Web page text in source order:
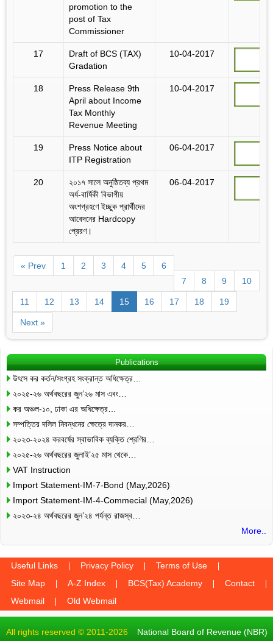
promotion to the
post of Tax
Commissioner
17
Draft of BCS (TAX)
Gradation
10-04-2017
18
Press Release 9th
April about Income
Tax Monthly
Revenue Meeting
10-04-2017
19
Press Notice about
ITP Registration
06-04-2017
20
২০১৭ সালে অনুষ্ঠিতব্য প্রথম
অর্ধ-বার্ষিকী বিভাগীয়
অংশগ্রহণে ইচ্ছুক প্রার্থীদের
আবেদনের Hardcopy
প্রেরণ।
06-04-2017
« Prev 1 2 3 4 5
6
7
8 9 10
11 12 13 14 15 16 17 18 19
Next »
Publications
উৎসে কর কর্তন/সংগ্রহ সংক্রান্ত অধিক্ষেত্র…
২০২৫-২৬ অর্থবছরের জুন’২৬ মাস এবং…
কর অঞ্চল-১০, ঢাকা এর অধিক্ষেত্র…
সম্পত্তির দলিল নিবন্ধনের ক্ষেত্রে দানকর…
২০২৩-২০২৪ করবর্ষের স্বাভাবিক ব্যক্তি শ্রেণির…
২০২৫-২৬ অর্থবছরের জুলাই’২৫ মাস থেকে…
VAT Instruction
Import Statement-IM-7-Bond (May,2026)
Import Statement-IM-4-Commecial (May,2026)
২০২৩-২৪ অর্থবছরের জুন’২৪ পর্যন্ত রাজস্ব…
More..
Useful Links Privacy Policy
Terms of Use
Site Map
A-Z Index BCS(Tax) Academy
Contact
Webmail
Old Webmail
All rights reserved © 2011-2026 National Board of Revenue (NBR)